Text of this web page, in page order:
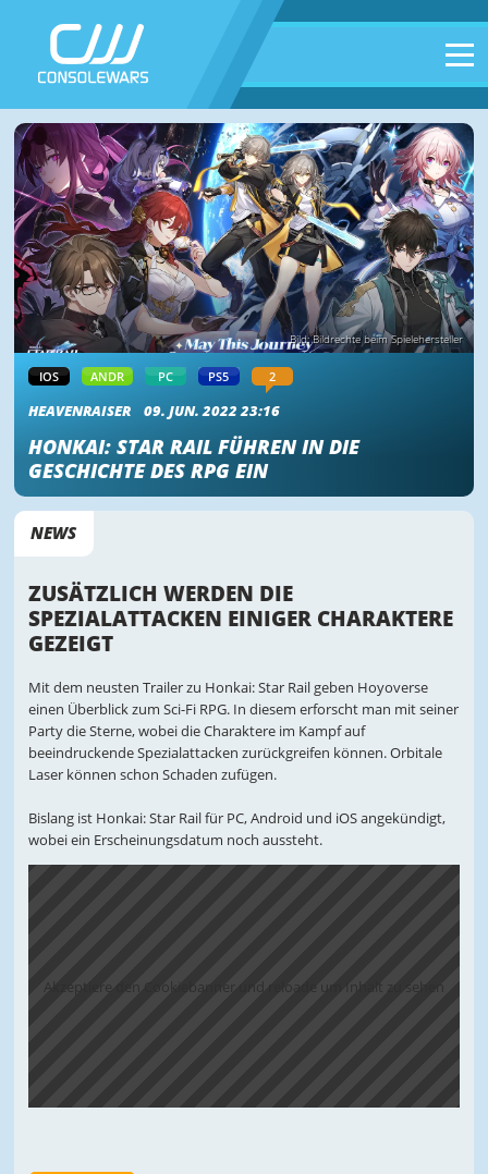
Bild: Bildrechte beim Spielehersteller
IOS ANDR PC PS5 2
HEAVENRAISER 09. JUN. 2022 23:16
HONKAI: STAR RAIL FÜHREN IN DIE
GESCHICHTE DES RPG EIN
NEWS
ZUSÄTZLICH WERDEN DIE
SPEZIALATTACKEN EINIGER CHARAKTERE
GEZEIGT
Mit dem neusten Trailer zu Honkai: Star Rail geben Hoyoverse
einen Überblick zum Sci-Fi RPG. In diesem erforscht man mit seiner
Party die Sterne, wobei die Charaktere im Kampf auf
beeindruckende Spezialattacken zurückgreifen können. Orbitale
Laser können schon Schaden zufügen.
Bislang ist Honkai: Star Rail für PC, Android und iOS angekündigt,
wobei ein Erscheinungsdatum noch aussteht.
Akzeptiere den Cookiebanner und reloade um Inhalt zu sehen